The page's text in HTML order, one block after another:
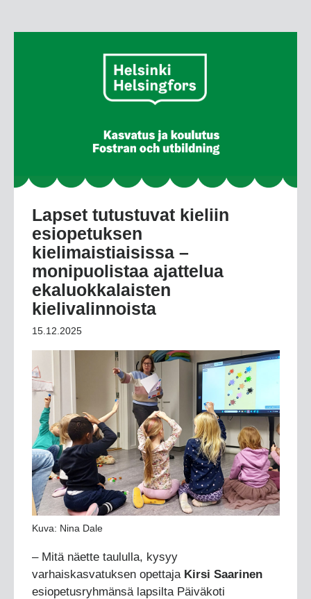
Lapset tutustuvat kieliin
esiopetuksen
kielimaistiaisissa –
monipuolistaa ajattelua
ekaluokkalaisten
kielivalinnoista
15.12.2025
Kuva: Nina Dale
– Mitä näette taululla, kysyy
varhaiskasvatuksen opettaja Kirsi Saarinen
esiopetusryhmänsä lapsilta Päiväkoti